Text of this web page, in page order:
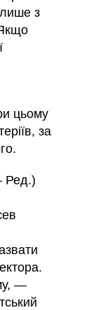
з
цьому
за
Ред.)
—